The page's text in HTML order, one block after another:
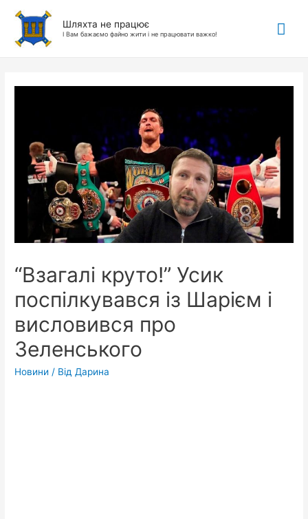
Шляхта не працює
І Вам бажаємо файно жити і не працювати важко!
“Взагалі круто!” Усик
поспілкувався із Шарієм і
висловився про
Зеленського
Новини / Від Дарина